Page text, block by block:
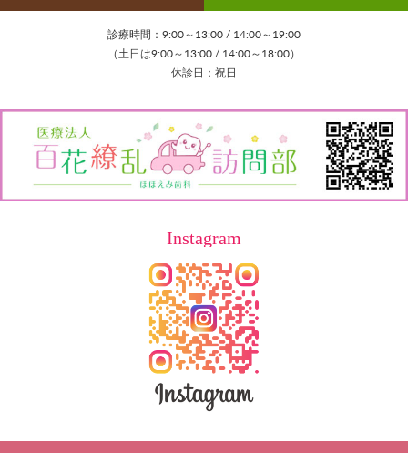
診療時間：9:00～13:00 / 14:00～19:00
（土日は9:00～13:00 / 14:00～18:00）
休診日：祝日
Instagram